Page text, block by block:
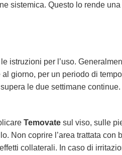
sistemica. Questo lo rende
istruzioni per l’uso.
giorno, per un periodo di
le due settimane continue.
Temovate sul viso, sulle
Non coprire l’area trattata con
collaterali. In caso di